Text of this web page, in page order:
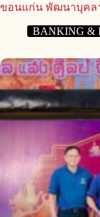
ขอนแก่น พัฒนาบุคล
BANKING &